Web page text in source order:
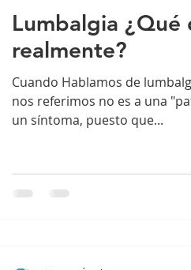
Lumbalgia ¿Qué
realmente?
Cuando Hablamos de
nos referimos no es a una
un síntoma, puesto que...